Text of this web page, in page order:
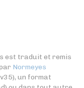
est traduit et remis
Normeyes
un format